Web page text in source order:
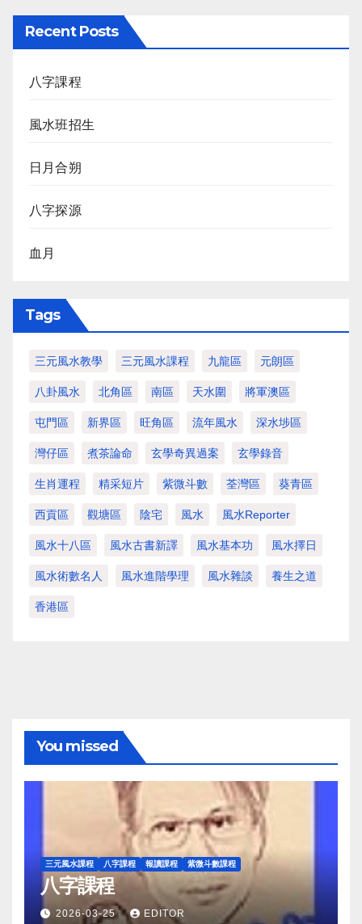
Recent Posts
八字課程
風水班招生
日月合朔
八字探源
血月
Tags
三元風水教學 三元風水課程 九龍區 元朗區
八卦風水 北角區 南區 天水圍 將軍澳區
屯門區 新界區 旺角區 流年風水 深水埗區
灣仔區 煮茶論命 玄學奇異過案 玄學錄音
生肖運程 精采短片 紫微斗數 荃灣區 葵青區
西貢區 觀塘區 陰宅 風水 風水Reporter
風水十八區 風水古書新譯 風水基本功 風水擇日
風水術數名人 風水進階學理 風水雜談 養生之道
香港區
You missed
三元風水課程 八字課程 報讀課程 紫微斗數課程
八字課程
2026-03-25 EDITOR